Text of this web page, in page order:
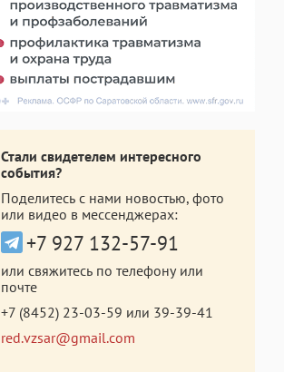
Стали свидетелем интересного
события?
Поделитесь с нами новостью, фото
или видео в мессенджерах:
+7 927 132-57-91
или свяжитесь по телефону или
почте
+7 (8452) 23-03-59 или 39-39-41
red.vzsar@gmail.com